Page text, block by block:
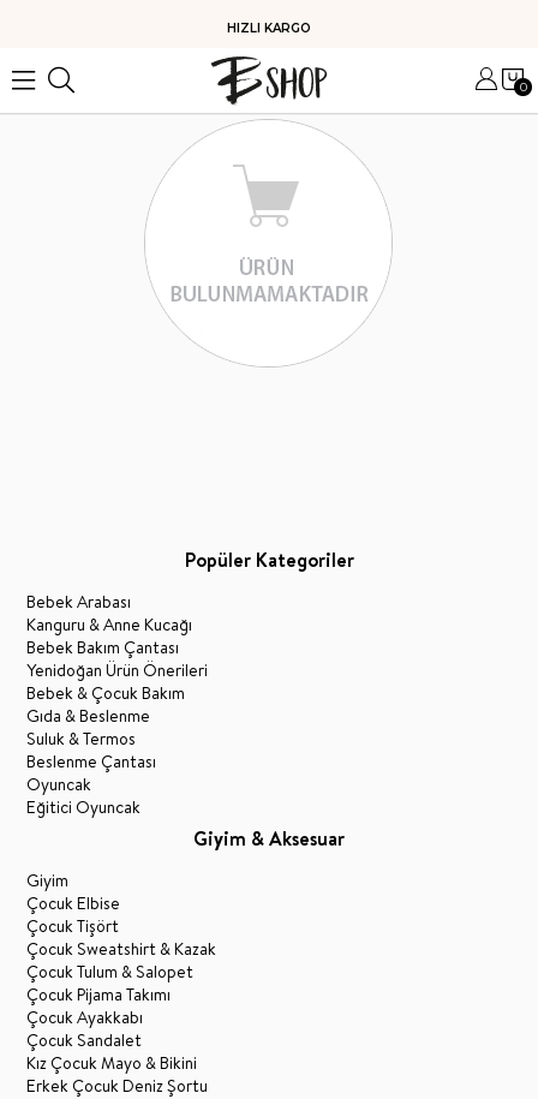
HIZLI KARGO
0
Popüler Kategoriler
Bebek Arabası
Kanguru & Anne Kucağı
Bebek Bakım Çantası
Yenidoğan Ürün Önerileri
Bebek & Çocuk Bakım
Gıda & Beslenme
Suluk & Termos
Beslenme Çantası
Oyuncak
Eğitici Oyuncak
Giyim & Aksesuar
Giyim
Çocuk Elbise
Çocuk Tişört
Çocuk Sweatshirt & Kazak
Çocuk Tulum & Salopet
Çocuk Pijama Takımı
Çocuk Ayakkabı
Çocuk Sandalet
Kız Çocuk Mayo & Bikini
Erkek Çocuk Deniz Şortu